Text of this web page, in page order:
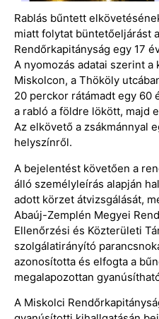
Rablás bűntett
miatt folytat büntetőeljárást
Rendőrkapitányság egy 17
A nyomozás adatai szerint
Miskolcon, a Thököly
20 perckor rátámadt egy 60
a rabló a földre lökött, majd
Az elkövető a zsákmánnyal
helyszínről.
A bejelentést követően a
álló személyleírás alapján
adott körzet átvizsgálását,
Abaúj-Zemplén Megyei
Ellenőrzési és Közterületi
szolgálatirányító
azonosította és elfogta a
megalapozottan
A Miskolci